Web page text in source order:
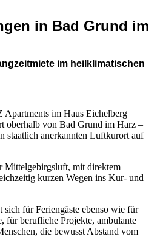
in Bad Grund im
im heilklimatischen
Apartments im Haus Eichelberg
oberhalb von Bad Grund im Harz –
staatlich anerkannten Luftkurort auf
Mittelgebirgsluft, mit direktem
kurzen Wegen ins Kur- und
sich für Feriengäste ebenso wie für
für berufliche Projekte, ambulante
die bewusst Abstand vom